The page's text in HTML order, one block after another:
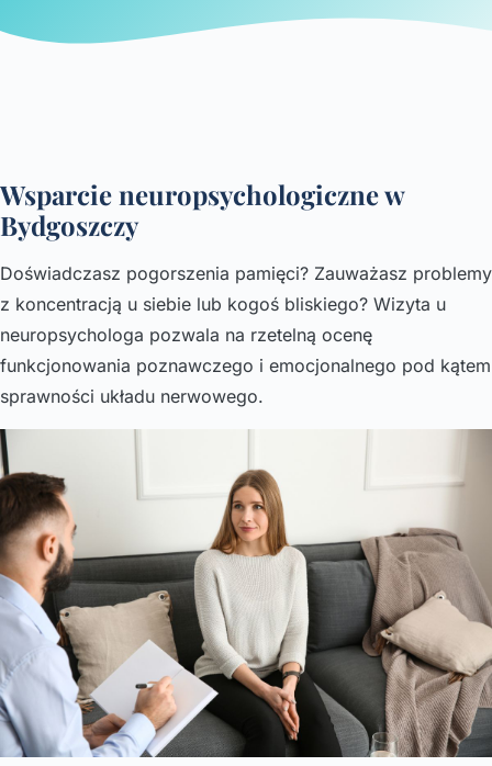
Wsparcie neuropsychologiczne w
Bydgoszczy
Doświadczasz pogorszenia pamięci? Zauważasz problemy
z koncentracją u siebie lub kogoś bliskiego? Wizyta u
neuropsychologa pozwala na rzetelną ocenę
funkcjonowania poznawczego i emocjonalnego pod kątem
sprawności układu nerwowego.